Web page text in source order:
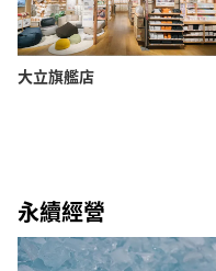
大立旗艦店
永續經營